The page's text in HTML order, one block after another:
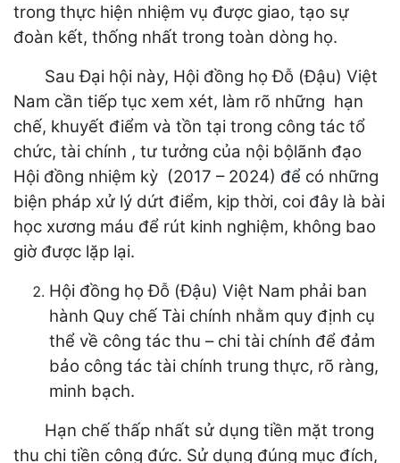
trong thực hiện nhiệm vụ được giao, tạo sự
đoàn kết, thống nhất trong toàn dòng họ.
Sau Đại hội này, Hội đồng họ Đỗ (Đậu) Việt
Nam cần tiếp tục xem xét, làm rõ những hạn
chế, khuyết điểm và tồn tại trong công tác tổ
chức, tài chính , tư tưởng của nội bộlãnh đạo
Hội đồng nhiệm kỳ (2017 – 2024) để có những
biện pháp xử lý dứt điểm, kịp thời, coi đây là bài
học xương máu để rút kinh nghiệm, không bao
giờ được lặp lại.
Hội đồng họ Đỗ (Đậu) Việt Nam phải ban
hành Quy chế Tài chính nhằm quy định cụ
thể về công tác thu – chi tài chính để đảm
bảo công tác tài chính trung thực, rõ ràng,
minh bạch.
Hạn chế thấp nhất sử dụng tiền mặt trong
thu chi tiền công đức. Sử dụng đúng mục đích,